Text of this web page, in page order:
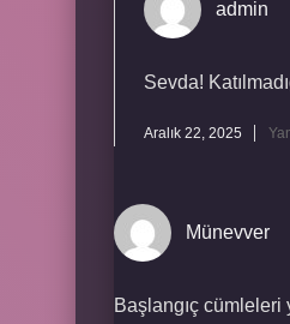
admin
Sevda!
Aralık 22, 2025
Münevver
Başlangıç